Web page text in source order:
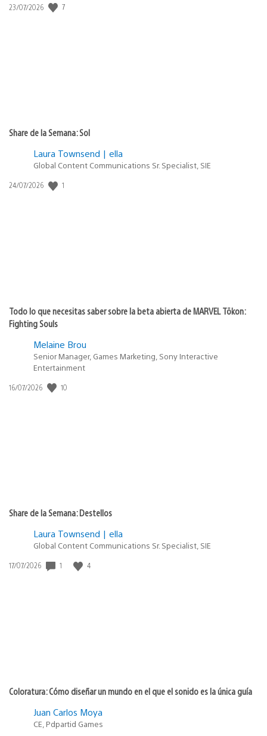
Fecha
23/07/2026 7
Share de la Semana: Sol
Laura Townsend | ella
Global Content Communications Sr. Specialist, SIE
Fecha
24/07/2026 1
Todo lo que necesitas saber sobre la beta abierta de MARVEL Tōkon:
Fighting Souls
Melaine Brou
Senior Manager, Games Marketing, Sony Interactive
Entertainment
Fecha
16/07/2026 10
Share de la Semana: Destellos
Laura Townsend | ella
Global Content Communications Sr. Specialist, SIE
Fecha
17/07/2026 1 4
Coloratura: Cómo diseñar un mundo en el que el sonido es la única guía
Juan Carlos Moya
CE, Pdpartid Games